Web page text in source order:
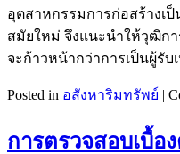
อุตสาหกรรมการก่อสร้างเ
สมัยใหม่ จึงแนะนำให้วุฒิก
จะก้าวหน้ากว่าการเป็นผู้รั
Posted in อสังหาริมทรัพย์ |
การตรวจสอบเบื้อ